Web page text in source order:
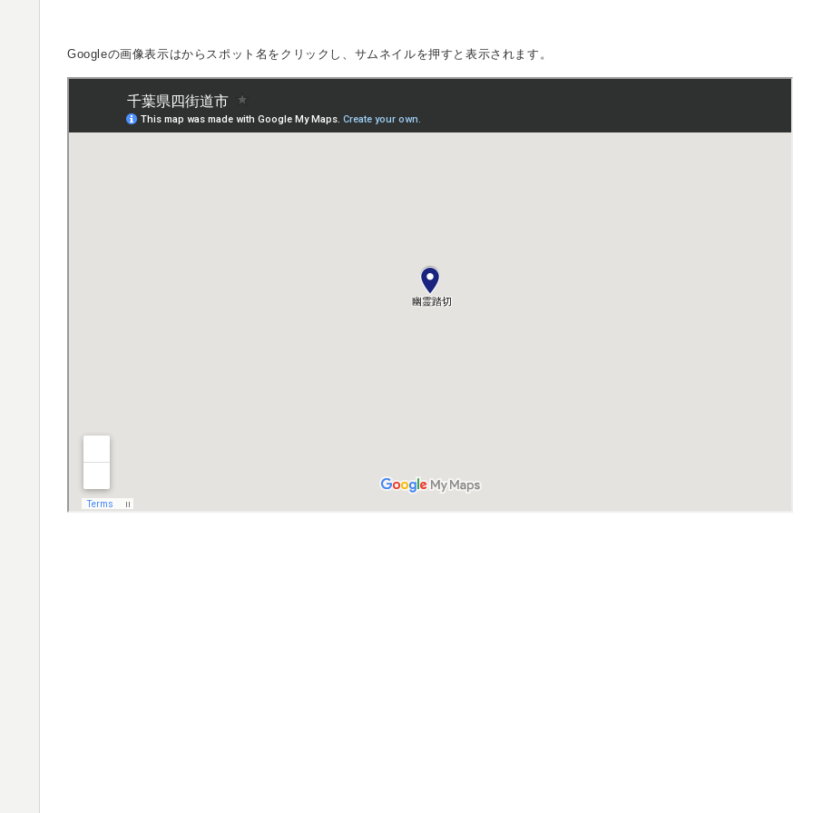
Googleの画像表示はからスポット名をクリックし、サムネイルを押すと表示されます。